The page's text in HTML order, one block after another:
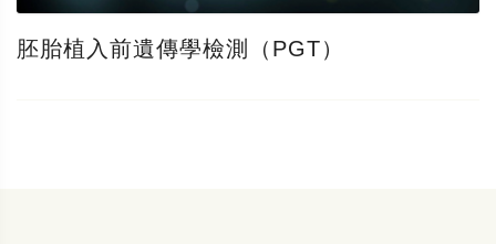
胚胎植入前遺傳學檢測（PGT）